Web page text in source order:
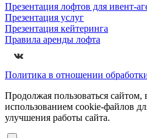
Презентация лофтов для ивент-
Презентация услуг
Презентация кейтеринга
Правила аренды лофта
Политика в отношении
Продолжая пользоваться сайтом,
использованием cookie-файлов
улучшения работы сайта.